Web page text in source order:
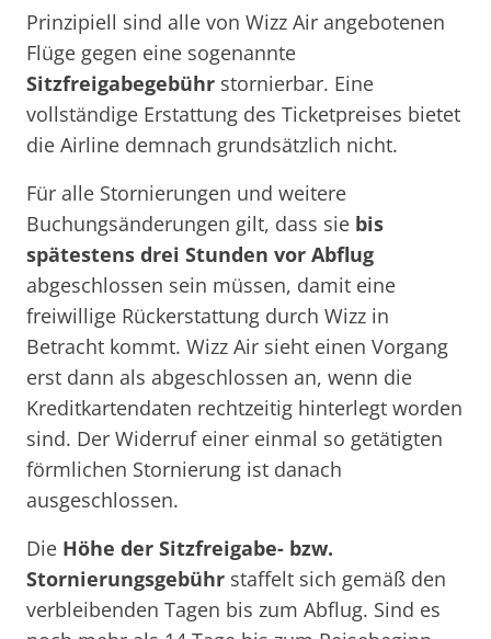
Prinzipiell sind alle von Wizz Air angebotenen
Flüge gegen eine sogenannte
Sitzfreigabegebühr stornierbar. Eine
vollständige Erstattung des Ticketpreises bietet
die Airline demnach grundsätzlich nicht.
Für alle Stornierungen und weitere
Buchungsänderungen gilt, dass sie bis
spätestens drei Stunden vor Abflug
abgeschlossen sein müssen, damit eine
freiwillige Rückerstattung durch Wizz in
Betracht kommt. Wizz Air sieht einen Vorgang
erst dann als abgeschlossen an, wenn die
Kreditkartendaten rechtzeitig hinterlegt worden
sind. Der Widerruf einer einmal so getätigten
förmlichen Stornierung ist danach
ausgeschlossen.
Die Höhe der Sitzfreigabe- bzw.
Stornierungsgebühr staffelt sich gemäß den
verbleibenden Tagen bis zum Abflug. Sind es